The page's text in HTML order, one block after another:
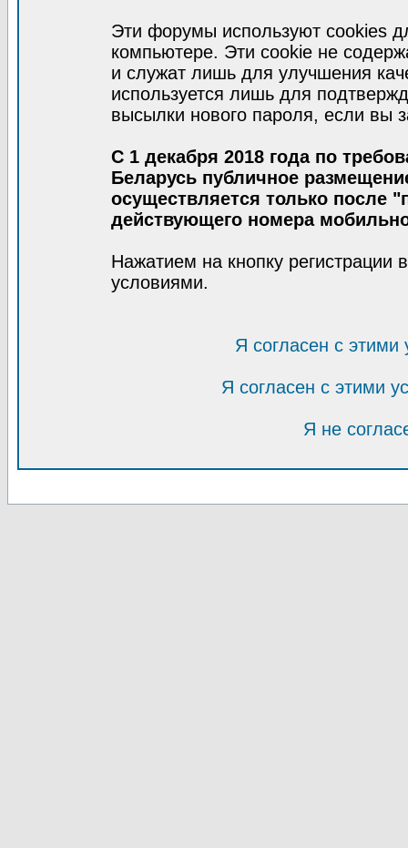
Эти форумы используют cookies
компьютере. Эти cookie не
и служат лишь для улучшения
используется лишь для
высылки нового пароля, если вы
С 1 декабря 2018 года по
Беларусь публичное
осуществляется только после
действующего номера
Нажатием на кнопку регистрации
условиями.
Я согласен с
Я согласен с этими
Я не